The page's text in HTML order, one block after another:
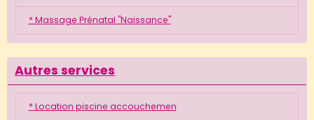
* Massage Prénatal "Naissance"
Autres services
* Location piscine accouchemen